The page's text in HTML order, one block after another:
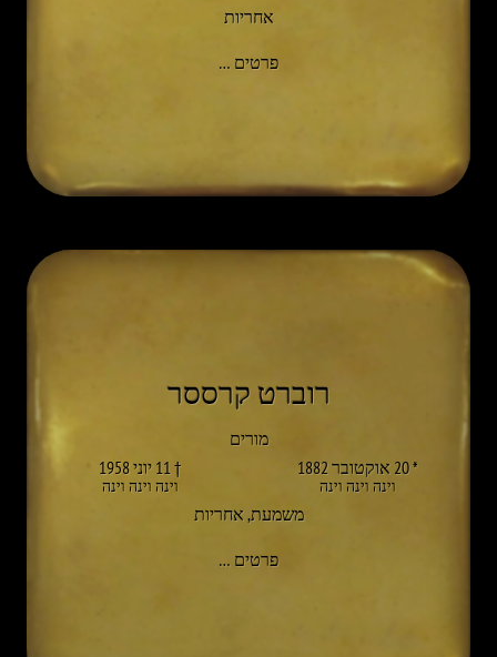
אחריות
פרטים …
רוברט קרססר
מורים
* 20 אוקטובר 1882
וינה וינה וינה
† 11 יוני 1958
וינה וינה וינה
משמעת,אחריות
פרטים …